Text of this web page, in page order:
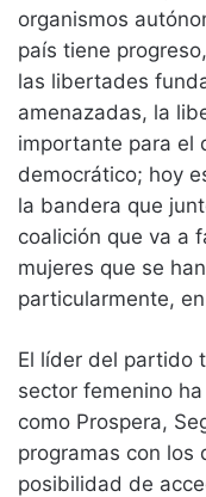
organismos
país tiene
las libertades
amenazadas, la
importante para el
democrático; hoy
la bandera que
coalición que va a
mujeres que se
particularmente,
El líder del partido
sector femenino
como Prospera,
programas con los
posibilidad de